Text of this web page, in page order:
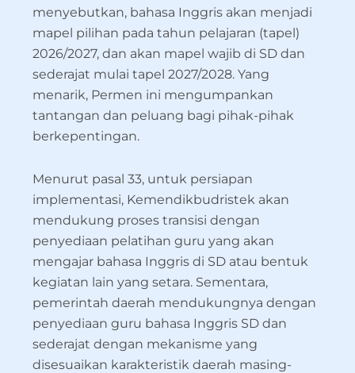
menyebutkan, bahasa Inggris akan menjadi
mapel pilihan pada tahun pelajaran (tapel)
2026/2027, dan akan mapel wajib di SD dan
sederajat mulai tapel 2027/2028. Yang
menarik, Permen ini mengumpankan
tantangan dan peluang bagi pihak-pihak
berkepentingan.
Menurut pasal 33, untuk persiapan
implementasi, Kemendikbudristek akan
mendukung proses transisi dengan
penyediaan pelatihan guru yang akan
mengajar bahasa Inggris di SD atau bentuk
kegiatan lain yang setara. Sementara,
pemerintah daerah mendukungnya dengan
penyediaan guru bahasa Inggris SD dan
sederajat dengan mekanisme yang
disesuaikan karakteristik daerah masing-